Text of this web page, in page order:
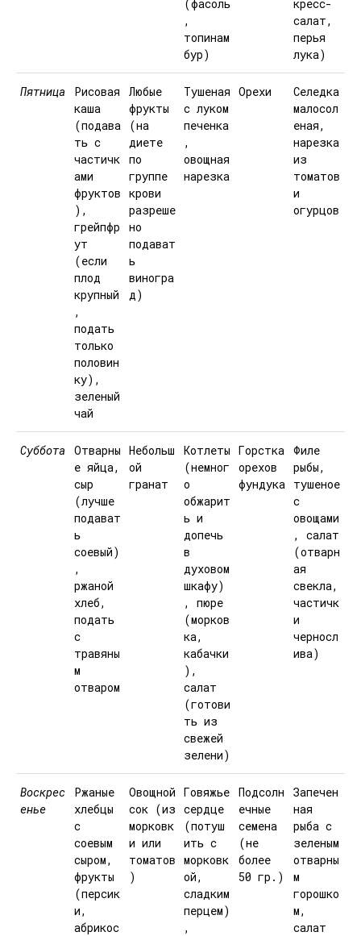
(фасоль
,
топинам
бур)
кресс-
салат,
перья
лука)
Пятница
Рисовая
каша
(подава
ть с
частичк
ами
фруктов
),
грейпфр
ут
(если
плод
крупный
,
подать
только
половин
ку),
зеленый
чай
Любые
фрукты
(на
диете
по
группе
крови
разреше
но
подават
ь
виногра
д)
Тушеная
с луком
печенка
,
овощная
нарезка
Орехи
Селедка
малосол
еная,
нарезка
из
томатов
и
огурцов
Суббота
Отварны
е яйца,
сыр
(лучше
подават
ь
соевый)
,
ржаной
хлеб,
подать
с
травяны
м
отваром
Небольш
ой
гранат
Котлеты
(немног
о
обжарит
ь и
допечь
в
духовом
шкафу)
, пюре
(морков
ка,
кабачки
),
салат
(готови
ть из
свежей
зелени)
Горстка
орехов
фундука
Филе
рыбы,
тушеное
с
овощами
, салат
(отварн
ая
свекла,
частичк
и
черносл
ива)
Воскрес
енье
Ржаные
хлебцы
с
соевым
сыром,
фрукты
(персик
и,
абрикос
Овощной
сок (из
морковк
и или
томатов
)
Говяжье
сердце
(потуш
ить с
морковк
ой,
сладким
перцем)
,
Подсолн
ечные
семена
(не
более
50 гр.)
Запечен
ная
рыба с
зеленым
отварны
м
горошко
м,
салат